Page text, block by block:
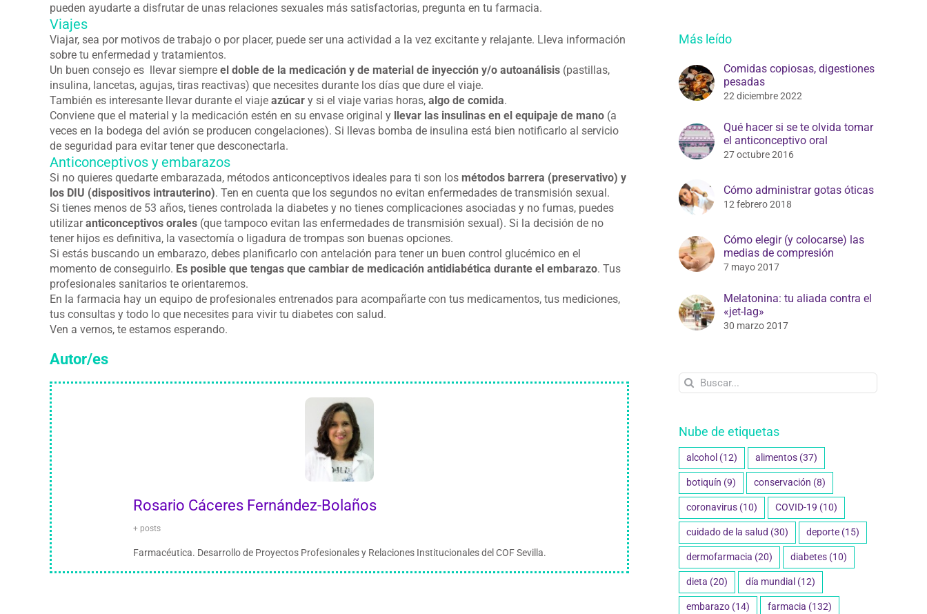
pueden ayudarte a disfrutar de unas relaciones sexuales más satisfactorias, pregunta en tu farmacia.
Viajes
Viajar, sea por motivos de trabajo o por placer, puede ser una actividad a la vez excitante y relajante. Lleva información
sobre tu enfermedad y tratamientos.
Un buen consejo es llevar siempre el doble de la medicación y de material de inyección y/o autoanálisis (pastillas,
insulina, lancetas, agujas, tiras reactivas) que necesites durante los días que dure el viaje.
También es interesante llevar durante el viaje azúcar y si el viaje varias horas, algo de comida.
Conviene que el material y la medicación estén en su envase original y llevar las insulinas en el equipaje de mano (a
veces en la bodega del avión se producen congelaciones). Si llevas bomba de insulina está bien notificarlo al servicio
de seguridad para evitar tener que desconectarla.
Anticonceptivos y embarazos
Si no quieres quedarte embarazada, métodos anticonceptivos ideales para ti son los métodos barrera (preservativo) y
los DIU (dispositivos intrauterino). Ten en cuenta que los segundos no evitan enfermedades de transmisión sexual.
Si tienes menos de 53 años, tienes controlada la diabetes y no tienes complicaciones asociadas y no fumas, puedes
utilizaranticonceptivos orales (que tampoco evitan las enfermedades de transmisión sexual). Si la decisión de no
tener hijos es definitiva, la vasectomía o ligadura de trompas son buenas opciones.
Si estás buscando un embarazo, debes planificarlo con antelación para tener un buen control glucémico en el
momento de conseguirlo. Es posible que tengas que cambiar de medicación antidiabética durante el embarazo. Tus
profesionales sanitarios te orientaremos.
En la farmacia hay un equipo de profesionales entrenados para acompañarte con tus medicamentos, tus mediciones,
tus consultas y todo lo que necesites para vivir tu diabetes con salud.
Ven a vernos, te estamos esperando.
Autor/es
Rosario Cáceres Fernández-Bolaños
+ posts
Farmacéutica. Desarrollo de Proyectos Profesionales y Relaciones Institucionales del COF Sevilla.
Más leído
Comidas copiosas, digestiones
pesadas
22 diciembre 2022
Qué hacer si se te olvida tomar
el anticonceptivo oral
27 octubre 2016
Cómo administrar gotas óticas
12 febrero 2018
Cómo elegir (y colocarse) las
medias de compresión
7 mayo 2017
Melatonina: tu aliada contra el
«jet-lag»
30 marzo 2017
Buscar:
Nube de etiquetas
alcohol (12) alimentos (37)
botiquín (9) conservación (8)
coronavirus (10) COVID-19 (10)
cuidado de la salud (30) deporte (15)
dermofarmacia (20) diabetes (10)
dieta (20) día mundial (12)
embarazo (14) farmacia (132)